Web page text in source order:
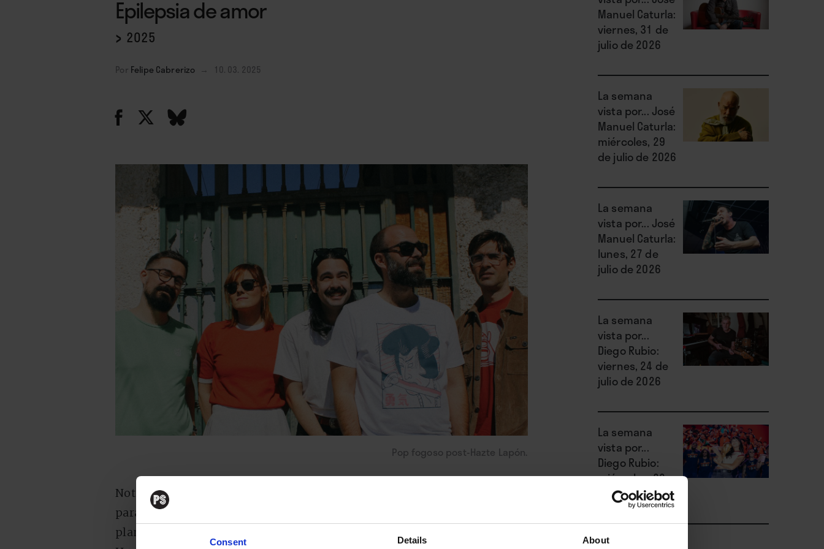
Consent Details About
Epilepsia de amor
› 2025
Por Felipe Cabrerizo → 10. 03. 2025
Pop fogoso post-Hazte Lapón.
Noticia de alcance no sabemos si para el sector indie pero sí desde luego
para el underground: un puñado de años después de que la banda
planificara un fin de viaje impecable,
Manuel Caturla:
viernes, 31 de
julio de 2026
La semana
vista por... José
Manuel Caturla:
miércoles, 29
de julio de 2026
La semana
vista por... José
Manuel Caturla:
lunes, 27 de
julio de 2026
La semana
vista por...
Diego Rubio:
viernes, 24 de
julio de 2026
La semana
vista por...
Diego Rubio:
miércoles, 22
de julio de 2026